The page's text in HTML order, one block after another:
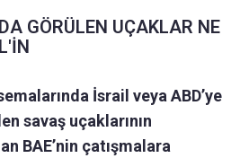
GÖRÜLEN UÇAKLAR NE
İsrail veya ABD’ye
savaş uçaklarının
BAE’nin çatışmalara